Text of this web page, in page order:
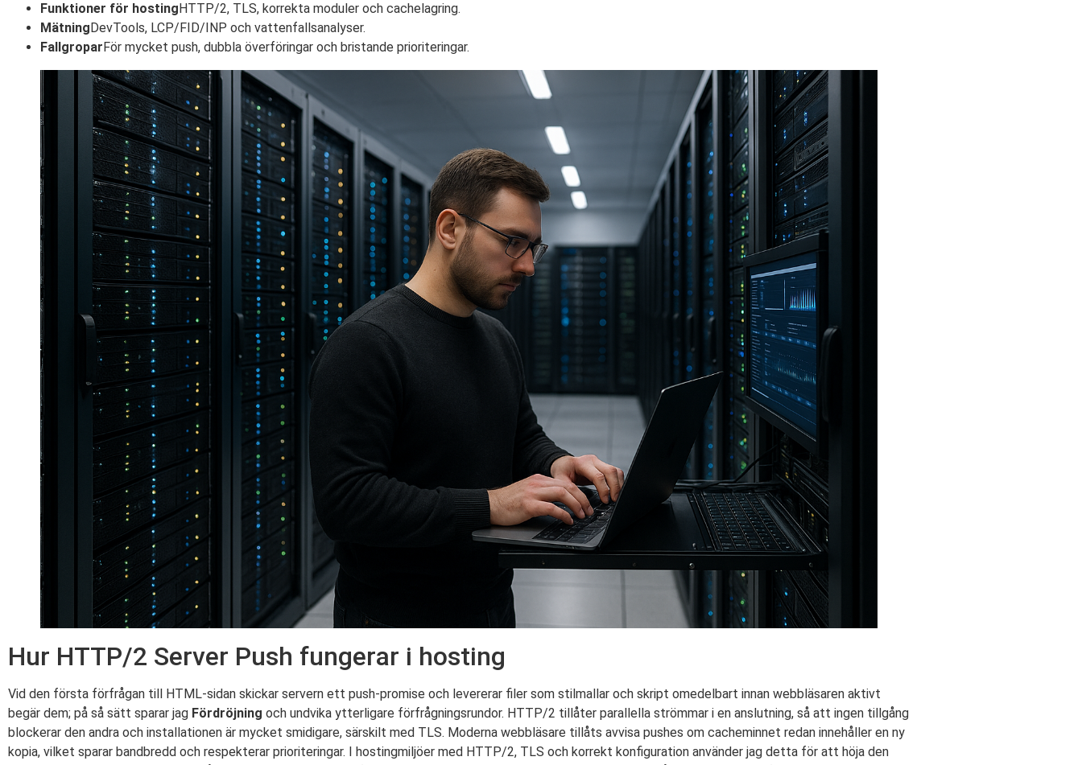
Funktioner för hosting HTTP/2, TLS, korrekta moduler och cachelagring.
Mätning DevTools, LCP/FID/INP och vattenfallsanalyser.
Fallgropar För mycket push, dubbla överföringar och bristande prioriteringar.
Hur HTTP/2 Server Push fungerar i hosting
Vid den första förfrågan till HTML-sidan skickar servern ett push-promise och levererar filer som stilmallar och skript omedelbart innan webbläsaren aktivt
begär dem; på så sätt sparar jag Fördröjning och undvika ytterligare förfrågningsrundor. HTTP/2 tillåter parallella strömmar i en anslutning, så att ingen tillgång
blockerar den andra och installationen är mycket smidigare, särskilt med TLS. Moderna webbläsare tillåts avvisa pushes om cacheminnet redan innehåller en ny
kopia, vilket sparar bandbredd och respekterar prioriteringar. I hostingmiljöer med HTTP/2, TLS och korrekt konfiguration använder jag detta för att höja den